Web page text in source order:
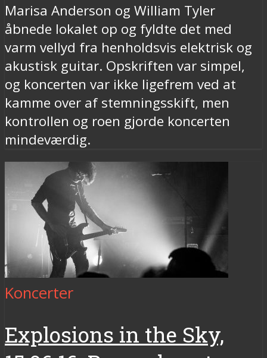
Marisa Anderson og William Tyler
åbnede lokalet op og fyldte det med
varm vellyd fra henholdsvis elektrisk og
akustisk guitar. Opskriften var simpel,
og koncerten var ikke ligefrem ved at
kamme over af stemningsskift, men
kontrollen og roen gjorde koncerten
mindeværdig.
Koncerter
Explosions in the Sky,